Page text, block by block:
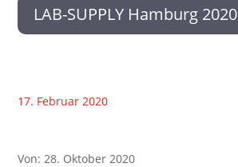
LAB-SUPPLY Hamburg 2020
17. Februar 2020
Von: 28. Oktober 2020